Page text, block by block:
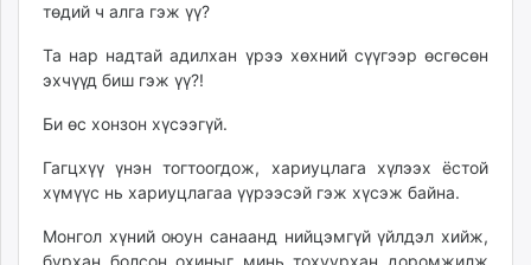
төдий ч алга гэж үү?
Та нар надтай адилхан үрээ хөхний сүүгээр өсгөсөн
эхчүүд биш гэж үү?!
Би өс хонзон хүсээгүй.
Гагцхүү үнэн тогтоогдож, хариуцлага хүлээх ёстой
хүмүүс нь хариуцлагаа үүрээсэй гэж хүсэж байна.
Монгол хүний оюун санаанд нийцэмгүй үйлдэл хийж,